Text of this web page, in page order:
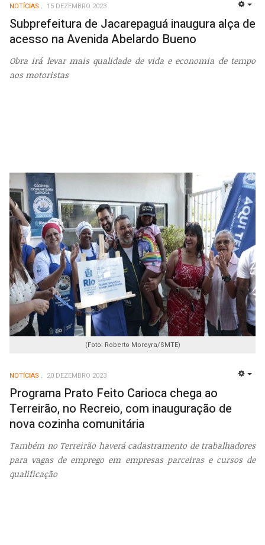
NOTÍCIAS 15 DEZEMBRO 2023
Subprefeitura de Jacarepaguá inaugura alça de
acesso na Avenida Abelardo Bueno
Obra irá levar mais qualidade de vida e economia de tempo
aos motoristas
(Foto: Roberto Moreyra/SMTE)
NOTÍCIAS 20 DEZEMBRO 2023
Programa Prato Feito Carioca chega ao
Terreirão, no Recreio, com inauguração de
nova cozinha comunitária
Também no Terreirão haverá cadastramento de trabalhadores
para vagas de emprego em empresas parceiras e cursos de
qualificação